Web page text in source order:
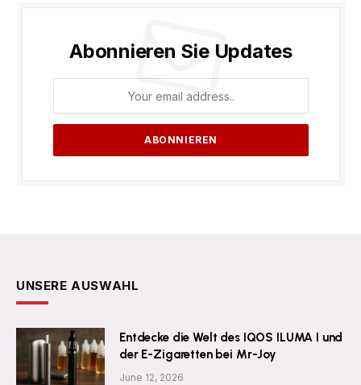
Abonnieren Sie Updates
UNSERE AUSWAHL
Entdecke die Welt des IQOS ILUMA I und
der E-Zigaretten bei Mr-Joy
June 12, 2026